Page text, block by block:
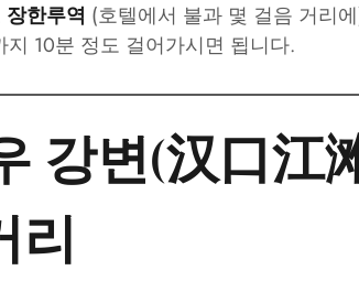
장한루역 (호텔에서 불과 몇 걸음 거리
10분 정도 걸어가시면 됩니다.
강변(汉口江